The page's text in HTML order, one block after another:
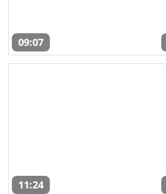
09:07
11:24